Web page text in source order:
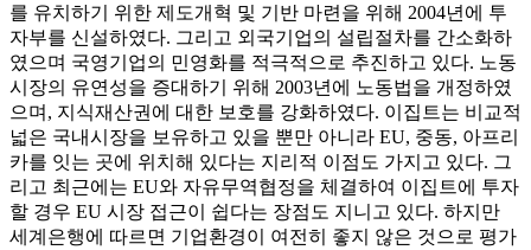
를 유치하기 위한 제도개혁 및 기반 마련을 위해 2004년에 투
자부를 신설하였다. 그리고 외국기업의 설립절차를 간소화하
였으며 국영기업의 민영화를 적극적으로 추진하고 있다. 노동
시장의 유연성을 증대하기 위해 2003년에 노동법을 개정하였
으며, 지식재산권에 대한 보호를 강화하였다. 이집트는 비교적
넓은 국내시장을 보유하고 있을 뿐만 아니라 EU, 중동, 아프리
카를 잇는 곳에 위치해 있다는 지리적 이점도 가지고 있다. 그
리고 최근에는 EU와 자유무역협정을 체결하여 이집트에 투자
할 경우 EU 시장 접근이 쉽다는 장점도 지니고 있다. 하지만
세계은행에 따르면 기업환경이 여전히 좋지 않은 것으로 평가